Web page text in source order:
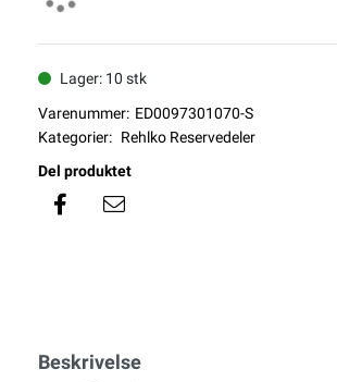
Lager: 10 stk
Varenummer: ED0097301070-S
Kategorier: Rehlko Reservedeler
Del produktet
Beskrivelse